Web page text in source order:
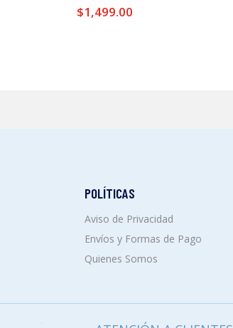
$1,499.00
POLÍTICAS
Aviso de Privacidad
Envíos y Formas de Pago
Quienes Somos